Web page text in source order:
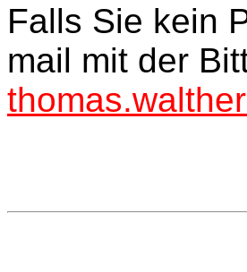
Falls Sie kein
mail mit der